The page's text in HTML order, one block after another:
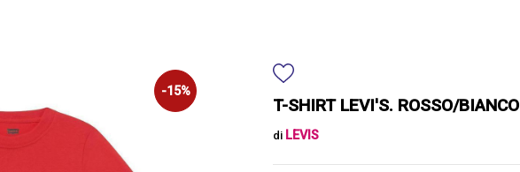
-15%
T-SHIRT LEVI'S. ROSSO/BIANCO
di LEVIS